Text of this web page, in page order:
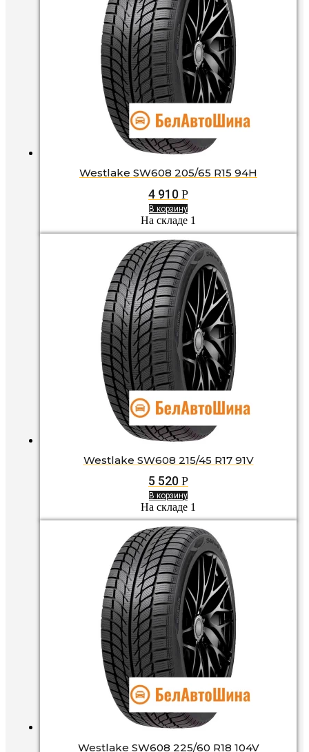
Westlake SW608 205/65 R15 94H
4 910 Р
В корзину
На складе 1
Westlake SW608 215/45 R17 91V
5 520 Р
В корзину
На складе 1
Westlake SW608 225/60 R18 104V